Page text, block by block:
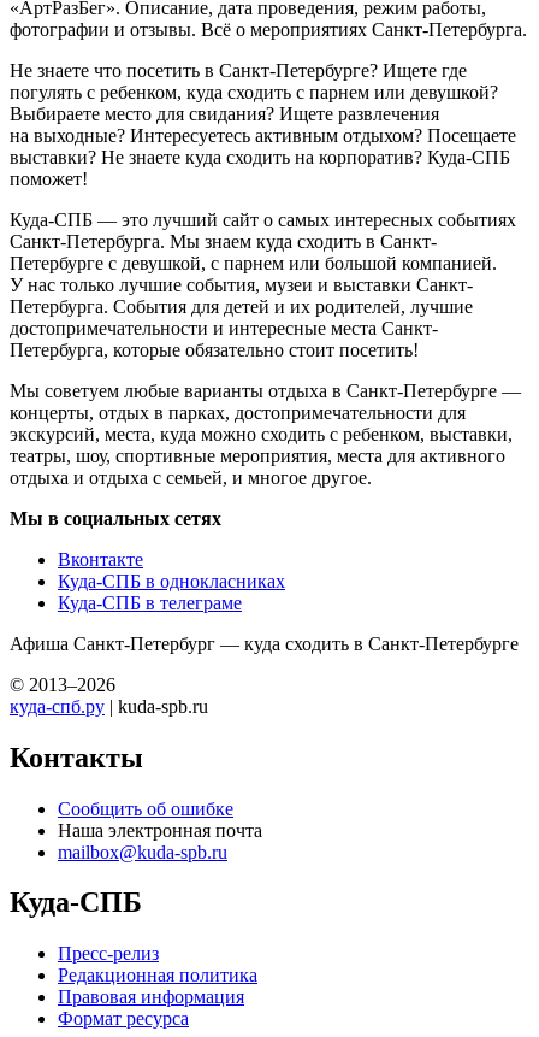
«АртРазБег». Описание, дата проведения, режим работы,
фотографии и отзывы. Всё о мероприятиях Санкт-Петербурга.
Не знаете что посетить в Санкт-Петербурге? Ищете где
погулять с ребенком, куда сходить с парнем или девушкой?
Выбираете место для свидания? Ищете развлечения
на выходные? Интересуетесь активным отдыхом? Посещаете
выставки? Не знаете куда сходить на корпоратив? Куда-СПБ
поможет!
Куда-СПБ — это лучший сайт о самых интересных событиях
Санкт-Петербурга. Мы знаем куда сходить в Санкт-
Петербурге с девушкой, с парнем или большой компанией.
У нас только лучшие события, музеи и выставки Санкт-
Петербурга. События для детей и их родителей, лучшие
достопримечательности и интересные места Санкт-
Петербурга, которые обязательно стоит посетить!
Мы советуем любые варианты отдыха в Санкт-Петербурге —
концерты, отдых в парках, достопримечательности для
экскурсий, места, куда можно сходить с ребенком, выставки,
театры, шоу, спортивные мероприятия, места для активного
отдыха и отдыха с семьей, и многое другое.
Мы в социальных сетях
Вконтакте
Куда-СПБ в однокласниках
Куда-СПБ в телеграме
Афиша Санкт-Петербург — куда сходить в Санкт-Петербурге
© 2013–2026
куда-спб.ру | kuda-spb.ru
Контакты
Сообщить об ошибке
Наша электронная почта
mailbox@kuda-spb.ru
Куда-СПБ
Пресс-релиз
Редакционная политика
Правовая информация
Формат ресурса